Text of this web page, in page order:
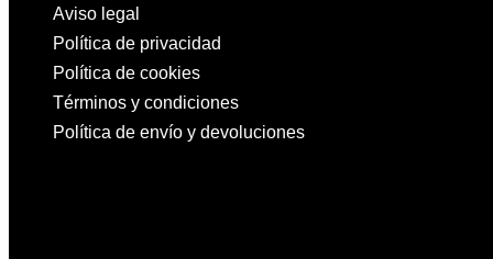
Aviso legal
Política de privacidad
Política de cookies
Términos y condiciones
Política de envío y devoluciones